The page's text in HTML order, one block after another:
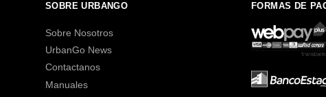
SOBRE URBANGO
Sobre Nosotros
UrbanGo News
Contactanos
Manuales
FORMAS DE